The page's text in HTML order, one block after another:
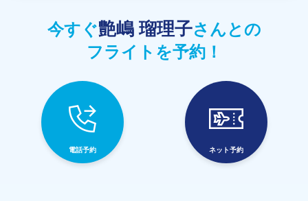
今すぐ艶嶋 瑠理子さんとの
フライトを予約！
電話予約 ネット予約